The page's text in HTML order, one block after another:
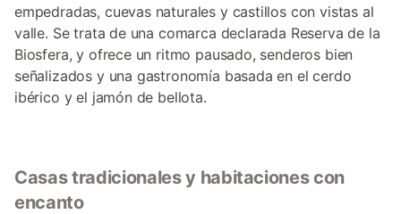
empedradas, cuevas naturales y castillos con vistas al
valle. Se trata de una comarca declarada Reserva de la
Biosfera, y ofrece un ritmo pausado, senderos bien
señalizados y una gastronomía basada en el cerdo
ibérico y el jamón de bellota.
Casas tradicionales y habitaciones con
encanto